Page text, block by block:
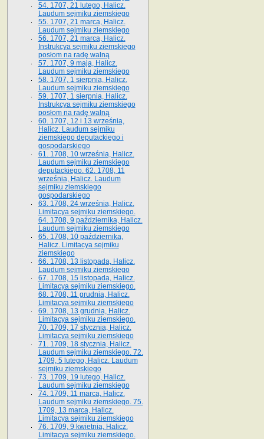
54. 1707, 21 lutego, Halicz.
Laudum sejmiku ziemskiego
55. 1707, 21 marca, Halicz.
Laudum sejmiku ziemskiego
56. 1707, 21 marca, Halicz.
Instrukcya sejmiku ziemskiego
posłom na radę walną
57. 1707, 9 maja, Halicz.
Laudum sejmiku ziemskiego
58. 1707, 1 sierpnia, Halicz.
Laudum sejmiku ziemskiego
59. 1707, 1 sierpnia, Halicz.
Instrukcya sejmiku ziemskiego
posłom na radę walną
60. 1707, 12 i 13 września,
Halicz. Laudum sejmiku
ziemskiego deputackiego i
gospodarskiego
61. 1708, 10 września, Halicz.
Laudum sejmiku ziemskiego
deputackiego. 62. 1708, 11
września, Halicz. Laudum
sejmiku ziemskiego
gospodarskiego
63. 1708, 24 września, Halicz.
Limitacya sejmiku ziemskiego.
64. 1708, 9 października, Halicz.
Laudum sejmiku ziemskiego
65­. 1708, 10 października,
Halicz. Limitacya sejmiku
ziemskiego
66. 1708, 13 listopada, Halicz.
Laudum sejmiku ziemskiego
67. 1708, 15 listopada, Halicz.
Limitacya sejmiku ziemskiego.
68. 1708, 11 grudnia, Halicz.
Limitacya sejmiku ziemskiego
69. 1708, 13 grudnia, Halicz.
Limitacya sejmiku ziemskiego.
70. 1709, 17 stycznia, Halicz.
Limitacya sejmiku ziemskiego
71. 1709, 18 stycznia, Halicz.
Laudum sejmiku ziemskiego. 72.
1709, 5 lutego, Halicz. Laudum
sejmiku ziemskiego
73. 1709, 19 lutego, Halicz.
Laudum sejmiku ziemskiego
74. 1709, 11 marca, Halicz.
Laudum sejmiku ziemskiego. 75.
1709, 13 marca, Halicz.
Limitacya sejmiku ziemskiego
76. 1709, 9 kwietnia, Halicz.
Limitacya sejmiku ziemskiego.